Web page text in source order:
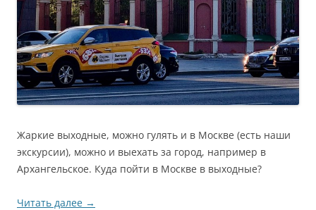
Жаркие выходные, можно гулять и в Москве (есть наши
экскурсии), можно и выехать за город, например в
Архангельское. Куда пойти в Москве в выходные?
Читать далее →